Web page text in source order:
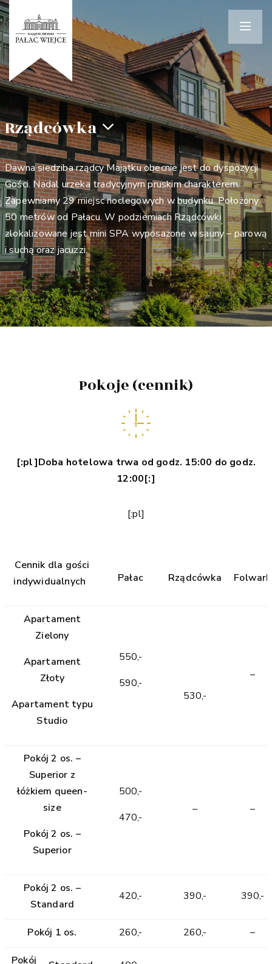
Rządcówka
Dawna siedziba rządcy Majątku obecnie jest do dyspozycji
Gości. Nadal urzeka tradycyjnym pruskim charakterem.
Zapewniamy 29 miejsc noclegowych w budynku. Położony
50 metrów od Pałacu. W podziemiach Rządcówki
zlokalizowane jest mini SPA wyposażone w sauny – parową
i suchą oraz jacuzzi.
Pokoje (cennik)
[:pl]Doba hotelowa trwa od godz. 15:00 do godz.
12:00[:]
[:pl]
Cennik dla gości
indywidualnych
Pałac Rządcówka Folwark
Apartament
Zielony
Apartament
Złoty
Apartament typu
Studio
550,-
590,-
530,-
–
Pokój 2 os. –
Superior z
łóżkiem queen-
size
Pokój 2 os. –
Superior
500,-
470,-
– –
Pokój 2 os. –
Standard
420,- 390,- 390,-
Pokój 1 os. 260,- 260,- –
Pokój